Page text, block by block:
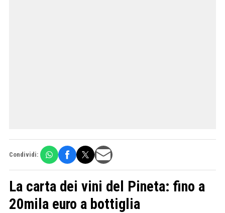
Condividi:
La carta dei vini del Pineta: fino a
20mila euro a bottiglia